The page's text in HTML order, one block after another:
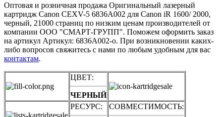
Оптовая и розничная продажа Оригинальный лазерный
картридж Canon CEXV-5 6836A002 для Canon iR 1600/ 2000,
черный, 21000 страниц по низким ценам производителей от
компании ООО "СМАРТ-ГРУПП". Поможем оформить заказ
на артикул Артикул: 6836A002-o. При возникновении каких-
либо вопросов свяжитесь с нами по любым удобным для вас
контактам.
ЦВЕТ:
ЧЕРНЫЙ
РЕСУРС:
СОВМЕСТИМОСТЬ: